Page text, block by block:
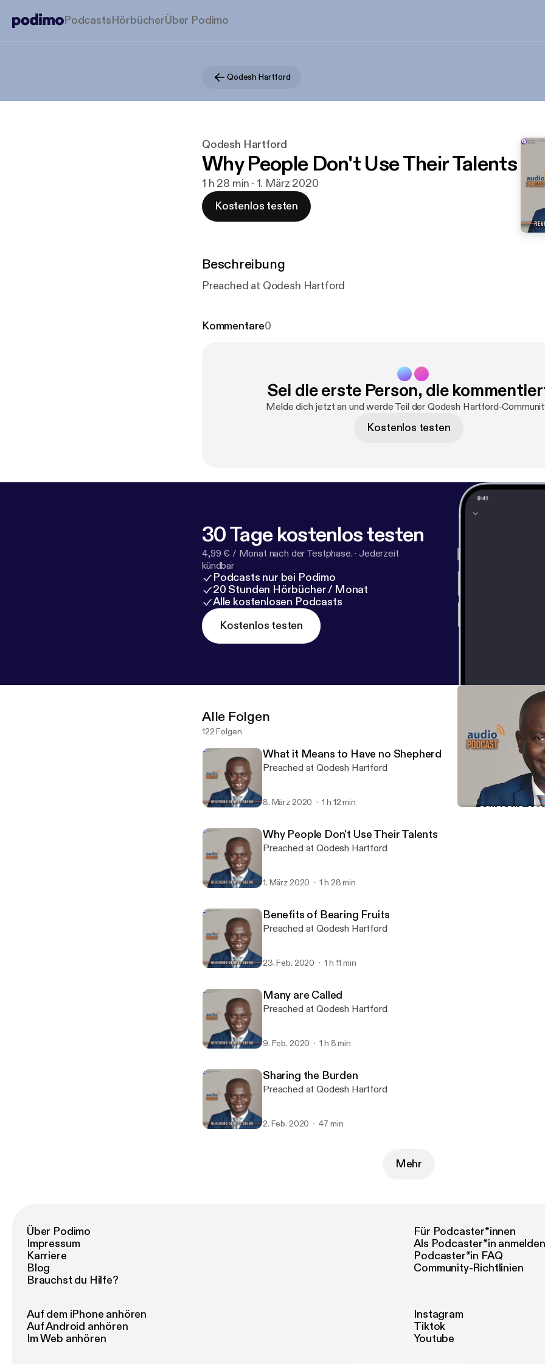
PodcastsHörbücherÜber Podimo
Qodesh Hartford
Qodesh Hartford
Why People Don't Use Their Talents
1 h 28 min · 1. März 2020
Kostenlos testen
Beschreibung
Preached at Qodesh Hartford
Kommentare0
Sei die erste Person, die
Melde dich jetzt an und werde Teil der Qodesh Hartford-
Kostenlos testen
30 Tage kostenlos testen
4,99 € / Monat nach der Testphase. · Jederzeit
kündbar
Podcasts nur bei Podimo
20 Stunden Hörbücher / Monat
Alle kostenlosen Podcasts
Kostenlos testen
Alle Folgen
122 Folgen
What it Means to Have no Shepherd
Preached at Qodesh Hartford
8. März 2020 1 h 12 min
Why People Don't Use Their Talents
Preached at Qodesh Hartford
1. März 2020 1 h 28 min
Benefits of Bearing Fruits
Preached at Qodesh Hartford
23. Feb. 2020 1 h 11 min
Many are Called
Preached at Qodesh Hartford
9. Feb. 2020 1 h 8 min
Sharing the Burden
Preached at Qodesh Hartford
2. Feb. 2020 47 min
Mehr
Über Podimo
Impressum
Karriere
Blog
Brauchst du Hilfe?
Für Podcaster*innen
Als Podcaster*in anmelden
Podcaster*in FAQ
Community-Richtlinien
Auf dem iPhone anhören
Auf Android anhören
Im Web anhören
Instagram
Tiktok
Youtube